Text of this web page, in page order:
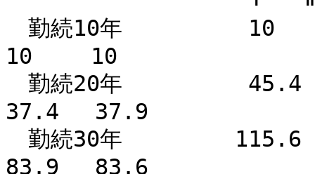
勤続10年
10 10
勤続20年 45.4
37.4 37.9
勤続30年 115.6
83.9 83.6